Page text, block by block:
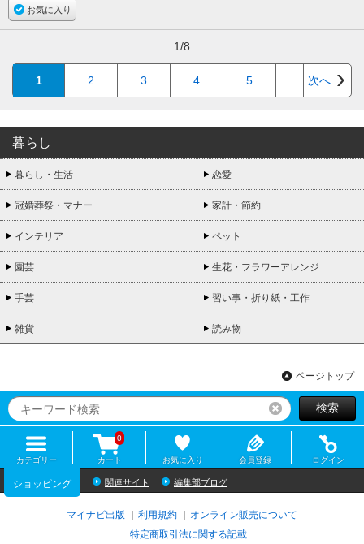
お気に入り
1/8
1 2 3 4 5 次へ
暮らし
暮らし・生活 恋愛
冠婚葬祭・マナー 家計・節約
インテリア ペット
園芸 生花・フラワーアレンジ
手芸 習い事・折り紙・工作
雑貨 読み物
ページトップ
リセット検索
カテゴリー カート
0
お気に入り 会員登録 ログイン
ショッピング 関連サイト 編集部ブログ
マイナビ出版 利用規約
オンライン販売について
特定商取引法に関する記載